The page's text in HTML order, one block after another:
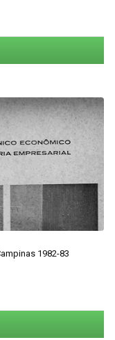
1982-83